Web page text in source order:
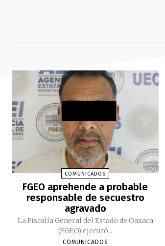
COMUNICADOS
FGEO aprehende a probable
responsable de secuestro
agravado
La Fiscalía General del Estado de Oaxaca
(FGEO) ejecutó...
COMUNICADOS